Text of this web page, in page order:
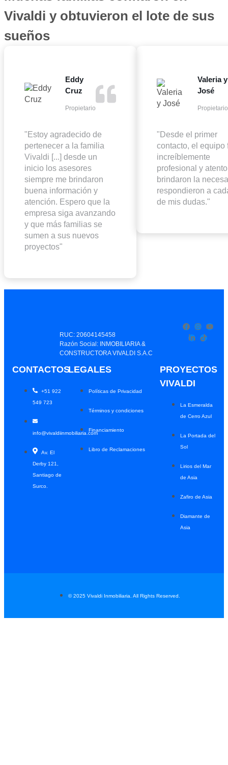
Vivaldi y obtuvieron el lote de sus
sueños
Eddy
Cruz
Propietario
"Estoy agradecido de
pertenecer a la familia
Vivaldi [...] desde un
inicio los asesores
siempre me brindaron
buena información y
atención. Espero que la
empresa siga avanzando
y que más familias se
sumen a sus nuevos
proyectos"
Valeria y
José
Propietario
"Desde el primer
contacto, el equipo
increíblemente
profesional y
brindaron la
respondieron a
de mis dudas."
RUC: 20604145458
Razón Social: INMOBILIARIA &
CONSTRUCTORA VIVALDI S.A.C
CONTACTOS
+51 922
549 723
info@vivaldiinmobiliaria.com
Av. El
Derby 121,
Santiago de
Surco.
LEGALES
Políticas de Privacidad
Términos y condiciones
Financiamiento
Libro de Reclamaciones
PROYECTOS
VIVALDI
La Esmeralda
de Cerro Azul
La Portada del
Sol
Lirios del Mar
de Asia
Zafiro de Asia
Diamante de
Asia
© 2025 Vivaldi Inmobiliaria. All Rights Reserved.